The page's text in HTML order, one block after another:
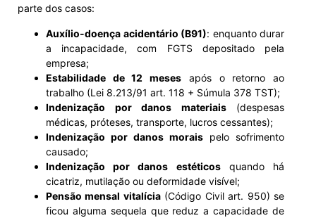
parte dos casos:
Auxílio-doença acidentário (B91): enquanto durar
a incapacidade, com FGTS depositado pela
empresa;
Estabilidade de 12 meses após o retorno ao
trabalho (Lei 8.213/91 art. 118 + Súmula 378 TST);
Indenização por danos materiais(despesas
médicas, próteses, transporte, lucros cessantes);
Indenização por danos morais pelo sofrimento
causado;
Indenização por danos estéticosquando há
cicatriz, mutilação ou deformidade visível;
Pensão mensal vitalícia(Código Civil art. 950) se
ficou alguma sequela que reduz a capacidade de